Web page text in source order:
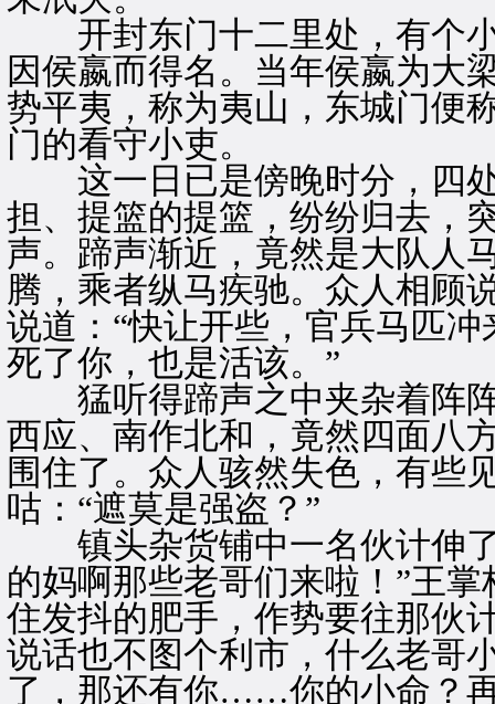
开封东门十二里处，有个小
因侯嬴而得名。当年侯嬴为大
势平夷，称为夷山，东城门便
门的看守小吏。
这一日已是傍晚时分，四处
担、提篮的提篮，纷纷归去，
声。蹄声渐近，竟然是大队人
腾，乘者纵马疾驰。众人相顾
说道：“快让开些，官兵马匹
死了你，也是活该。”
猛听得蹄声之中夹杂着阵阵
西应、南作北和，竟然四面八
围住了。众人骇然失色，有些
咕：“遮莫是强盗？”
镇头杂货铺中一名伙计伸了
的妈啊那些老哥们来啦！”王
住发抖的肥手，作势要往那伙
说话也不图个利市，什么老哥
了，那还有你……你的小命？